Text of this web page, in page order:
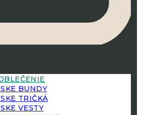
BUNDY
TRIČKÁ
VESTY